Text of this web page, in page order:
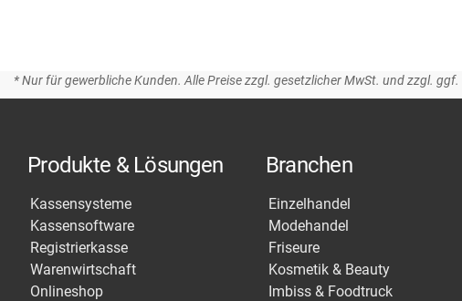
* Nur für gewerbliche Kunden. Alle Preise zzgl. gesetzlicher MwSt. und zzgl. ggf.
Produkte & Lösungen
Kassensysteme
Kassensoftware
Registrierkasse
Warenwirtschaft
Onlineshop
Branchen
Einzelhandel
Modehandel
Friseure
Kosmetik & Beauty
Imbiss & Foodtruck